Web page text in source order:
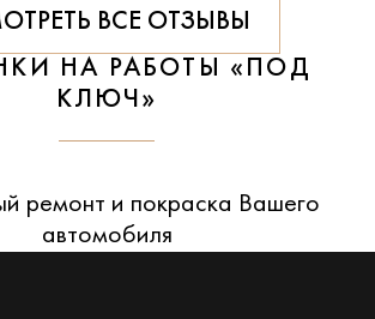
ВСЕ ОТЗЫВЫ
НА РАБОТЫ «ПОД
КЛЮЧ»
ремонт и покраска Вашего
автомобиля